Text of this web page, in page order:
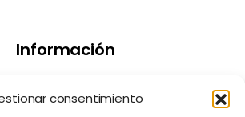
consentimiento
Información